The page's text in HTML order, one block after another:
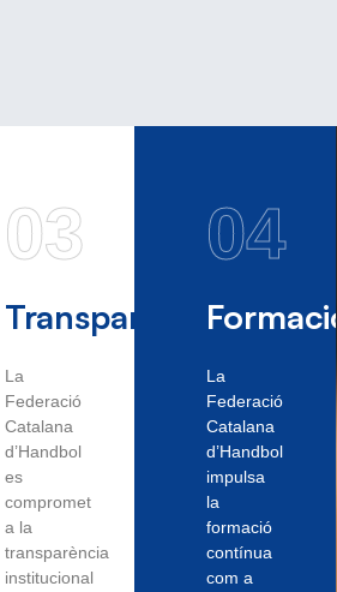
03
Transparència
La
Federació
Catalana
d’Handbol
es
compromet
a la
transparència
institucional
04
Formació
La
Federació
Catalana
d’Handbol
impulsa
la
formació
contínua
com a